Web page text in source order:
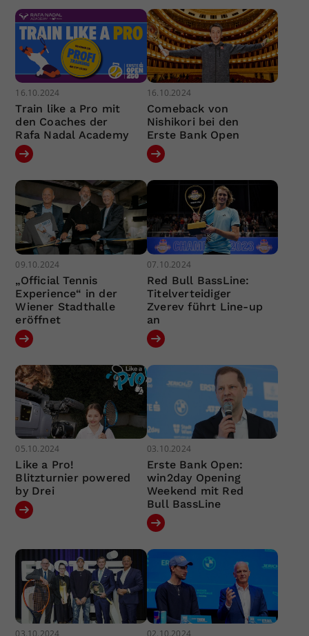
16.10.2024
Train like a Pro mit
den Coaches der
Rafa Nadal Academy
16.10.2024
Comeback von
Nishikori bei den
Erste Bank Open
09.10.2024
„Official Tennis
Experience“ in der
Wiener Stadthalle
eröffnet
07.10.2024
Red Bull BassLine:
Titelverteidiger
Zverev führt Line-up
an
05.10.2024
Like a Pro!
Blitzturnier powered
by Drei
03.10.2024
Erste Bank Open:
win2day Opening
Weekend mit Red
Bull BassLine
03.10.2024 02.10.2024